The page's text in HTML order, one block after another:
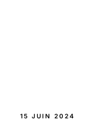
15 JUIN 2024